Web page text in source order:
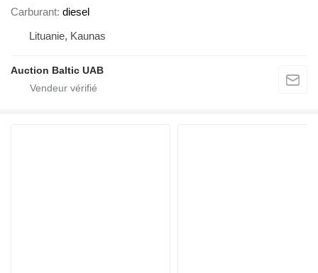
Carburant diesel
Lituanie, Kaunas
Auction Baltic UAB